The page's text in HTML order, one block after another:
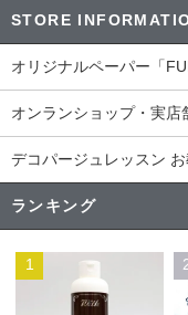
STORE
オリジナルペーパー「
オンランショップ・実店
デコパージュレッスン
ランキング
1